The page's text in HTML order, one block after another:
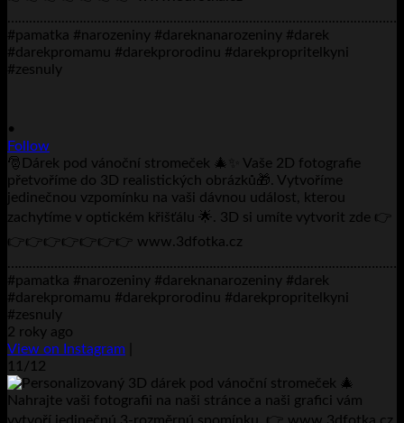
•
Follow
🎅Dárek pod vánoční stromeček 🎄✨ Vaše 2D fotografie
přetvoříme do 3D realistických obrázků🎁. Vytvoříme
jedinečnou vzpomínku na vaši dávnou událost, kterou
zachytíme v optickém křišťálu 🌟. 3D si umíte vytvorit zde 👉
👉👉👉👉👉👉👉 www.3dfotka.cz
………………………………………………………………………………………………..
#pamatka #narozeniny #dareknanarozeniny #darek
#darekpromamu #darekprorodinu #darekpropritelkyni
#zesnuly
2 roky ago
View on Instagram
11/12